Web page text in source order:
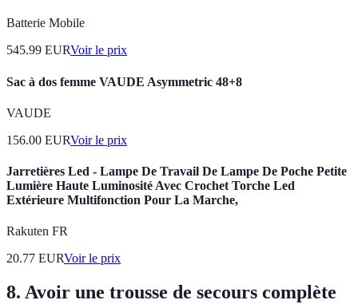
Batterie Mobile
545.99 EURVoir le prix
Sac à dos femme VAUDE Asymmetric 48+8
VAUDE
156.00 EURVoir le prix
Jarretières Led - Lampe De Travail De Lampe De Poche Petite
Lumière Haute Luminosité Avec Crochet Torche Led
Extérieure Multifonction Pour La Marche,
Rakuten FR
20.77 EURVoir le prix
8. Avoir une trousse de secours complète